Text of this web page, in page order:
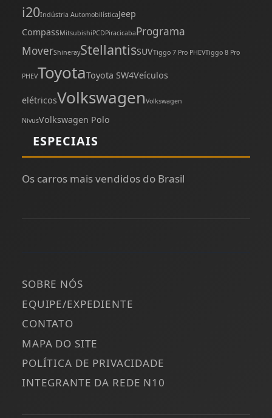
i20Indústria AutomobilísticaJeep
CompassMitsubishiPCDPiracicabaPrograma
MoverShinerayStellantisSUVTiggo 7 Pro PHEVTiggo 8 Pro
PHEVToyotaToyota SW4Veículos
elétricosVolkswagenVolkswagen
NivusVolkswagen Polo
ESPECIAIS
Os carros mais vendidos do Brasil
SOBRE NÓS
EQUIPE/EXPEDIENTE
CONTATO
MAPA DO SITE
POLÍTICA DE PRIVACIDADE
INTEGRANTE DA REDE N10